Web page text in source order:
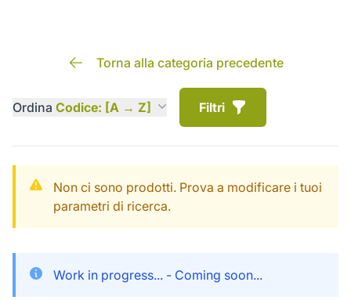
Torna alla categoria precedente
Ordina Codice: [A → Z] Filtri
Non ci sono prodotti. Prova a modificare i tuoi
parametri di ricerca.
Work in progress... - Coming soon...